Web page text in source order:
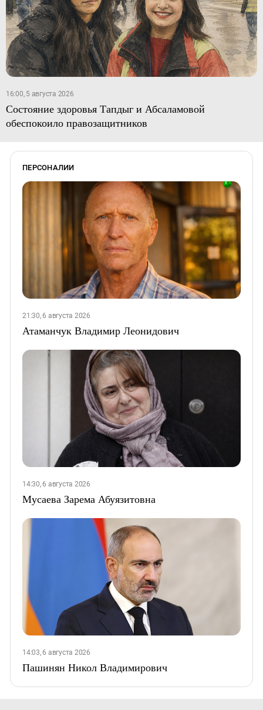
16:00, 5 августа 2026
Состояние здоровья Тапдыг и Абсаламовой
обеспокоило правозащитников
ПЕРСОНАЛИИ
21:30, 6 августа 2026
Атаманчук Владимир Леонидович
14:30, 6 августа 2026
Мусаева Зарема Абуязитовна
14:03, 6 августа 2026
Пашинян Никол Владимирович